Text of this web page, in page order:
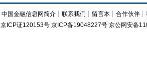
中国金融信息网简介 ┊联系我们 ┊ 留言本 ┊合作伙伴 ┊
京ICP证120153号 京ICP备19048227号 京公网安备